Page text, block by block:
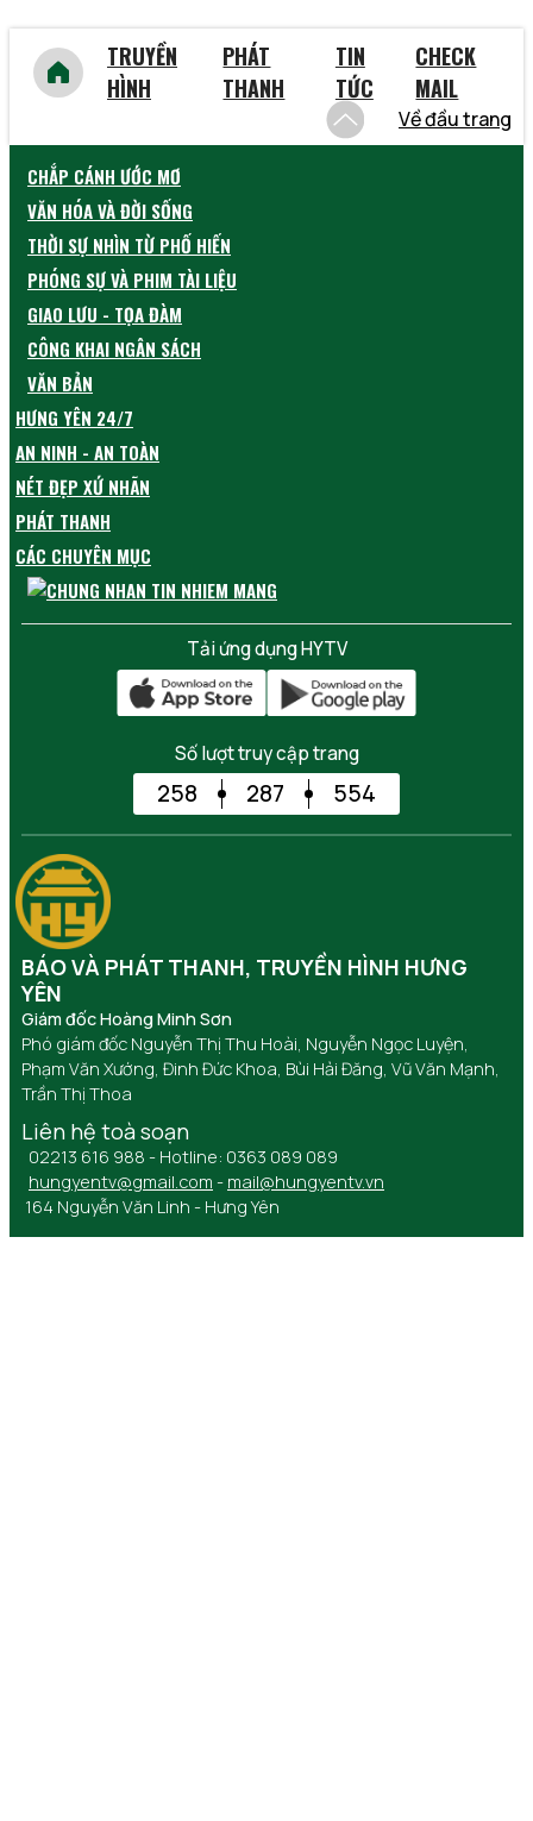
TRUYỀN
HÌNH
PHÁT
THANH
TIN
TỨC
CHECK
MAIL
Về đầu trang
CHẮP CÁNH ƯỚC MƠ
VĂN HÓA VÀ ĐỜI SỐNG
THỜI SỰ NHÌN TỪ PHỐ HIẾN
PHÓNG SỰ VÀ PHIM TÀI LIỆU
GIAO LƯU - TỌA ĐÀM
CÔNG KHAI NGÂN SÁCH
VĂN BẢN
HƯNG YÊN 24/7
AN NINH - AN TOÀN
NÉT ĐẸP XỨ NHÃN
PHÁT THANH
CÁC CHUYÊN MỤC
Tải ứng dụng HYTV
Số lượt truy cập trang
258 287 554
BÁO VÀ PHÁT THANH, TRUYỀN HÌNH HƯNG
YÊN
Giám đốc Hoàng Minh Sơn
Phó giám đốc Nguyễn Thị Thu Hoài, Nguyễn Ngọc Luyện,
Phạm Văn Xướng, Đinh Đức Khoa, Bùi Hải Đăng, Vũ Văn Mạnh,
Trần Thị Thoa
Liên hệ toà soạn
02213 616 988 - Hotline: 0363 089 089
hungyentv@gmail.com - mail@hungyentv.vn
164 Nguyễn Văn Linh - Hưng Yên